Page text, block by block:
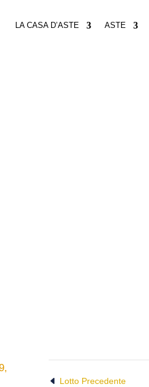
LA CASA D’ASTE ASTE
Lotto Precedente